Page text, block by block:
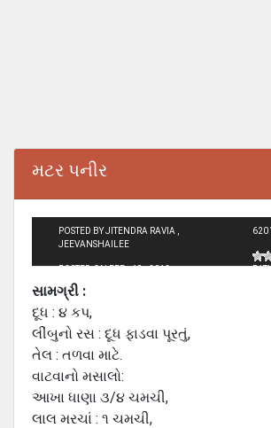
મટર પનીર
POSTED BY JITENDRA RAVIA ,
JEEVANSHAILEE
POSTED ON FEB - 19 - 2012
620
સામગ્રી :
દૂધ : ૪ કપ,
લીંબુનો રસ : દૂધ ફાડવા પૂરતું,
તેલ : તળવા માટે.
વાટવાનો મસાલો:
આખા ધાણા ૩/૪ ચમચી,
લાલ મરચાં : ૧ ચમચી,